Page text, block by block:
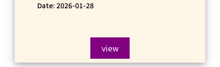
Date: 2026-01-28
view